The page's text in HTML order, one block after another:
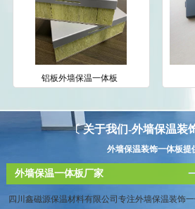
铝板外墙保温一体板
〔 关于我们-外墙保温装
外墙保温装饰一体板提
外墙保温一体板厂家
四川鑫磁源保温材料有限公司专注外墙保温装饰